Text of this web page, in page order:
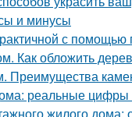
и минусы
с помощью
Как обложить
Преимущества
реальные